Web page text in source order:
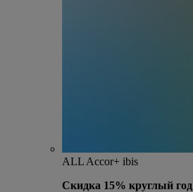
ALL Accor+ ibis
Скидка 15% круглый год